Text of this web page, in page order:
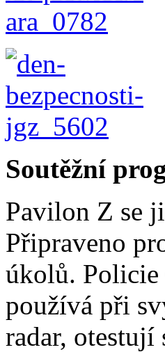
Soutěžní
Pavilon Z se
Připraveno
úkolů. Policie
používá při
radar, otestují